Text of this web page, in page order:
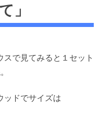
」
で見てみると１セット
ッドでサイズは